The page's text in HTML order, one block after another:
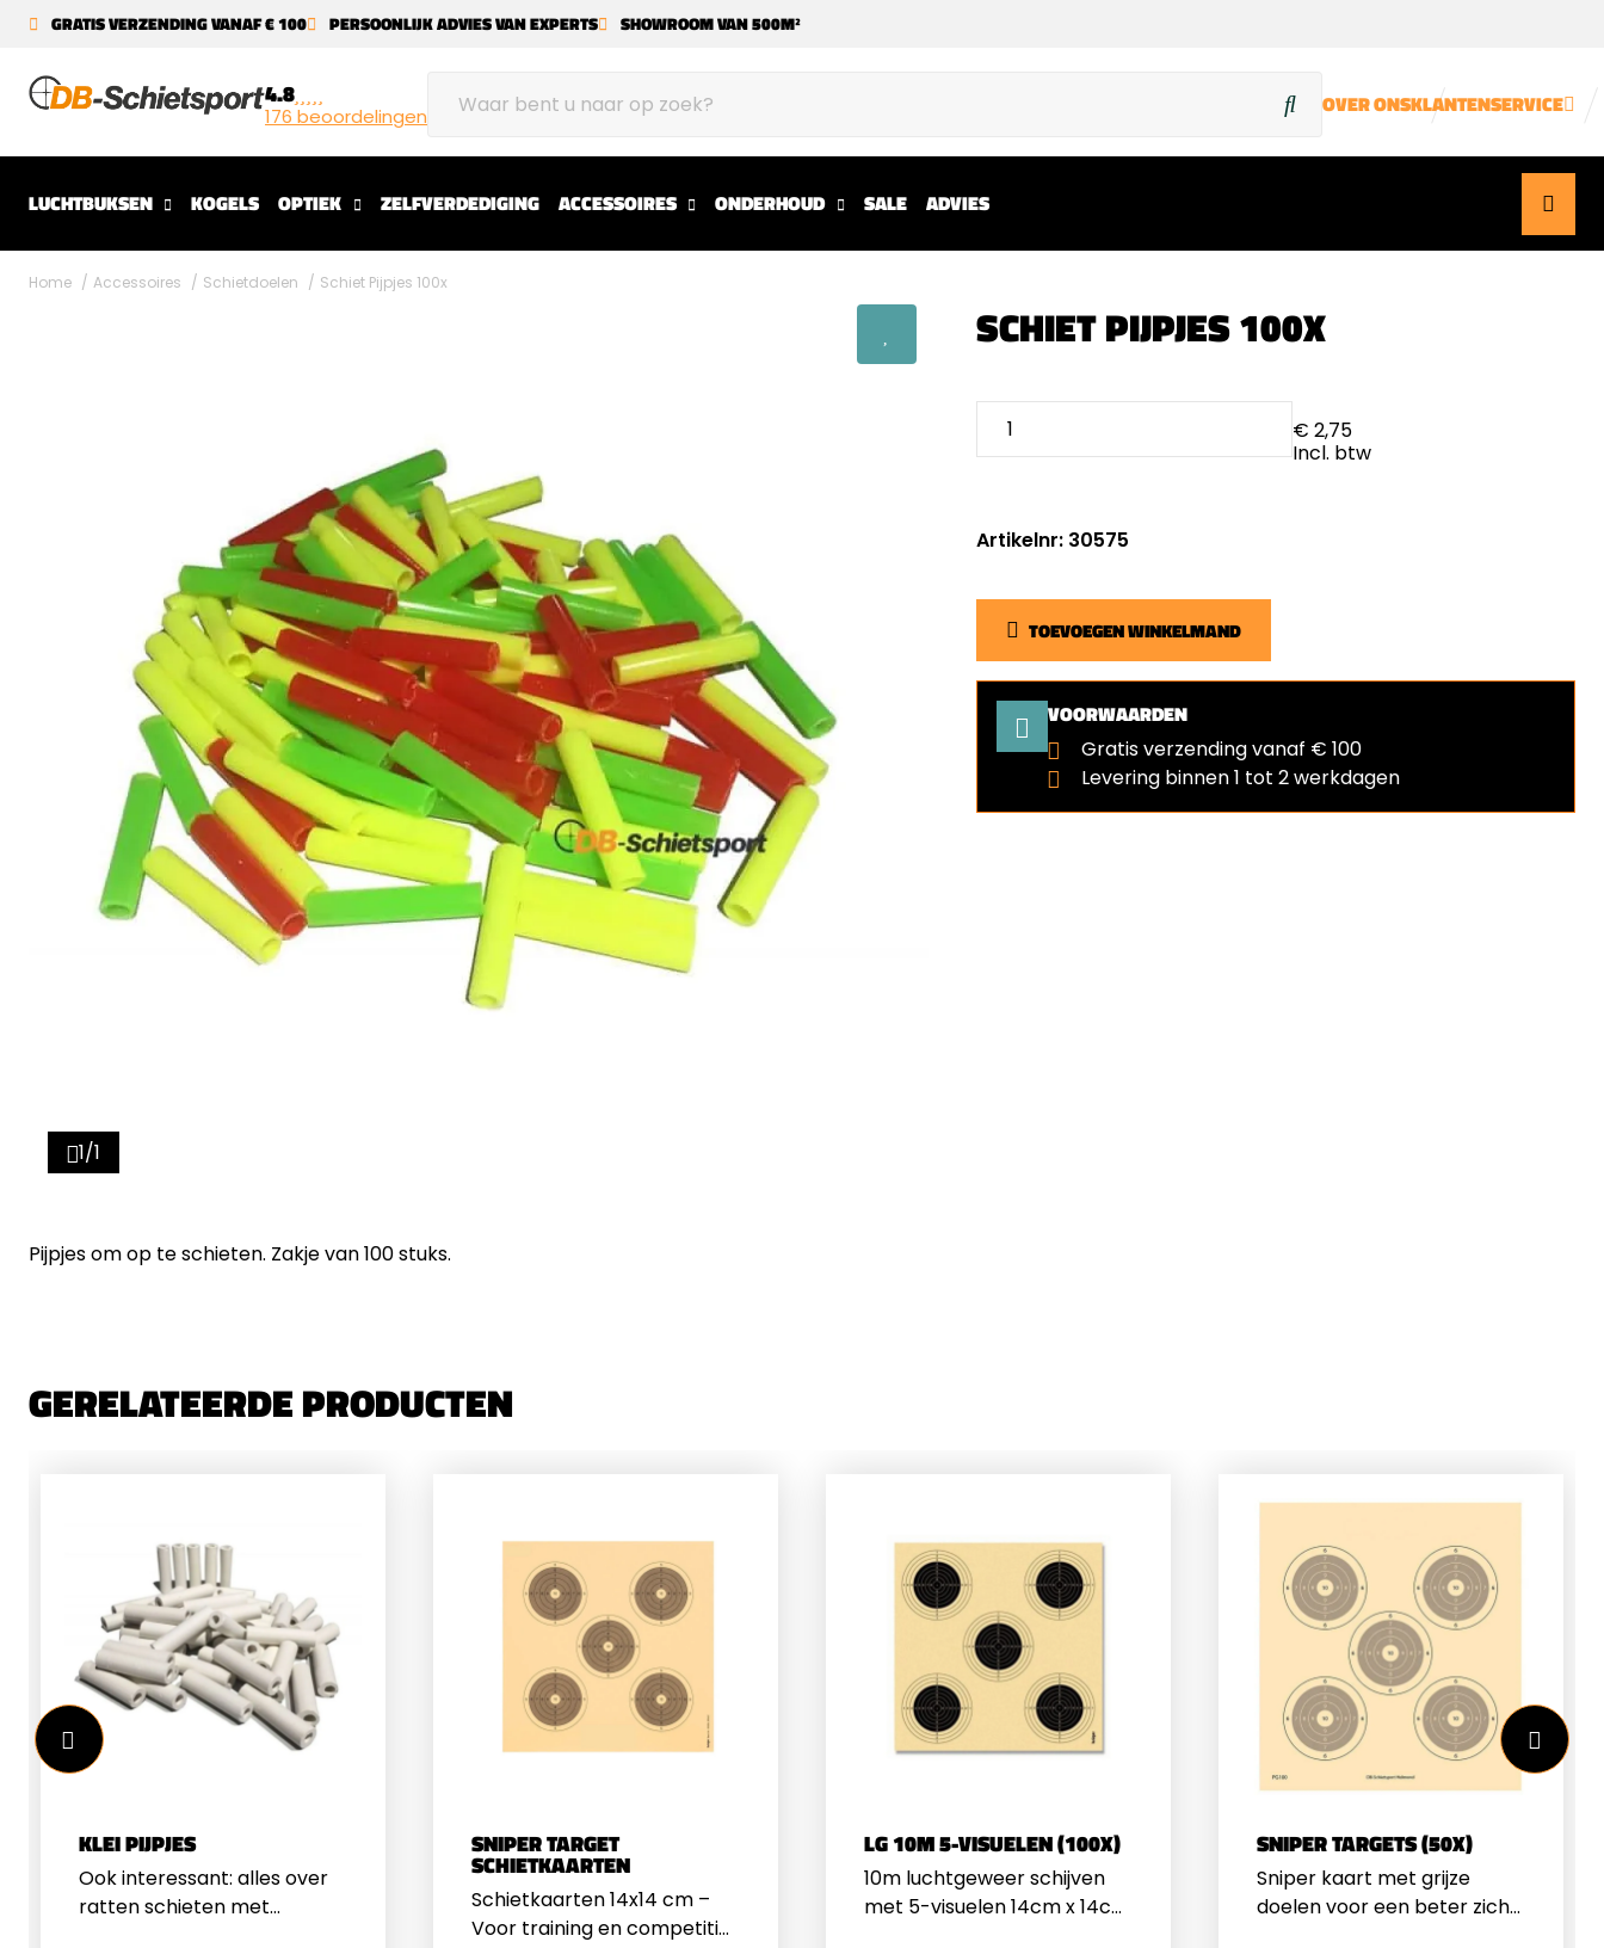
GRATIS VERZENDING VANAF € 100 PERSOONLIJK ADVIES VAN EXPERTS SHOWROOM VAN 500M²
4.8
176 beoordelingen OVER ONSKLANTENSERVICE
LUCHTBUKSEN KOGELS OPTIEK ZELFVERDEDIGING ACCESSOIRES ONDERHOUD SALE ADVIES
Home Accessoires Schietdoelen Schiet Pijpjes 100x
1/1
Pijpjes om op te schieten. Zakje van 100 stuks.
SCHIET PIJPJES 100X
€ 2,75
Incl. btw
Artikelnr: 30575
TOEVOEGEN WINKELMAND
VOORWAARDEN
Gratis verzending vanaf € 100
Levering binnen 1 tot 2 werkdagen
GERELATEERDE PRODUCTEN
KLEI PIJPJES
Ook interessant: alles over
ratten schieten met
SNIPER TARGET
SCHIETKAARTEN
Schietkaarten 14x14 cm –
Voor training en competitie.
LG 10M 5-VISUELEN (100X)
10m luchtgeweer schijven
met 5-visuelen 14cm x 14cm
SNIPER TARGETS (50X)
Sniper kaart met grijze
doelen voor een beter zicht